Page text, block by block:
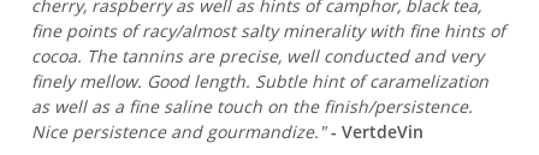
cherry, raspberry as well as hints of camphor, black tea,
fine points of racy/almost salty minerality with fine hints of
cocoa. The tannins are precise, well conducted and very
finely mellow. Good length. Subtle hint of caramelization
as well as a fine saline touch on the finish/persistence.
Nice persistence and gourmandize."- VertdeVin